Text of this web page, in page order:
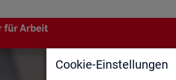
Cookie-Einstellungen